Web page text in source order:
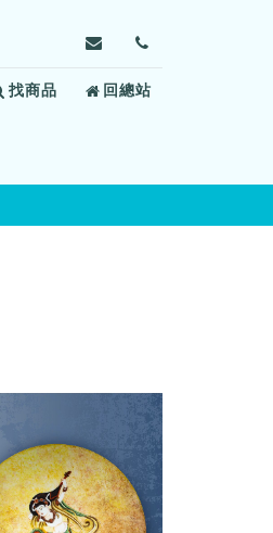
給
守
聯
找商品 回總站